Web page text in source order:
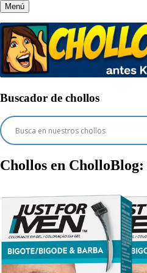
Menú
Buscador de chollos
Chollos en CholloBlog: